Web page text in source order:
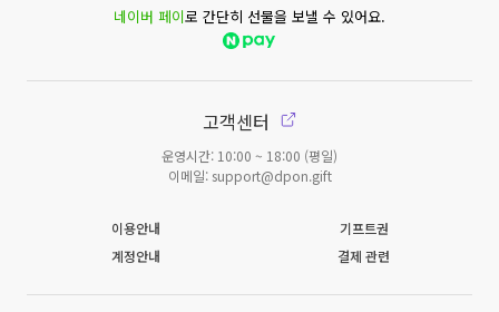
네이버 페이로 간단히 선물을 보낼 수 있어요.
고객센터
운영시간: 10:00 ~ 18:00 (평일)
이메일: support@dpon.gift
이용안내
기프트권
계정안내
결제 관련